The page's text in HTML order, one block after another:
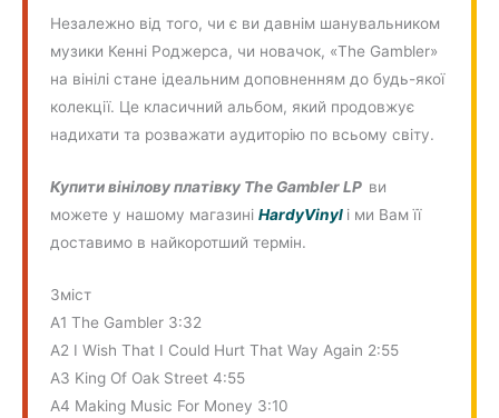
Незалежно від того, чи є ви давнім шанувальником
музики Кенні Роджерса, чи новачок, «The Gambler»
на вінілі стане ідеальним доповненням до будь-якої
колекції. Це класичний альбом, який продовжує
надихати та розважати аудиторію по всьому світу.
Купити вінілову платівку The Gambler LP ви
можете у нашому магазиніHardyVinyl і ми Вам її
доставимо в найкоротший термін.
Зміст
A1 The Gambler 3:32
A2 I Wish That I Could Hurt That Way Again 2:55
A3 King Of Oak Street 4:55
A4 Making Music For Money 3:10